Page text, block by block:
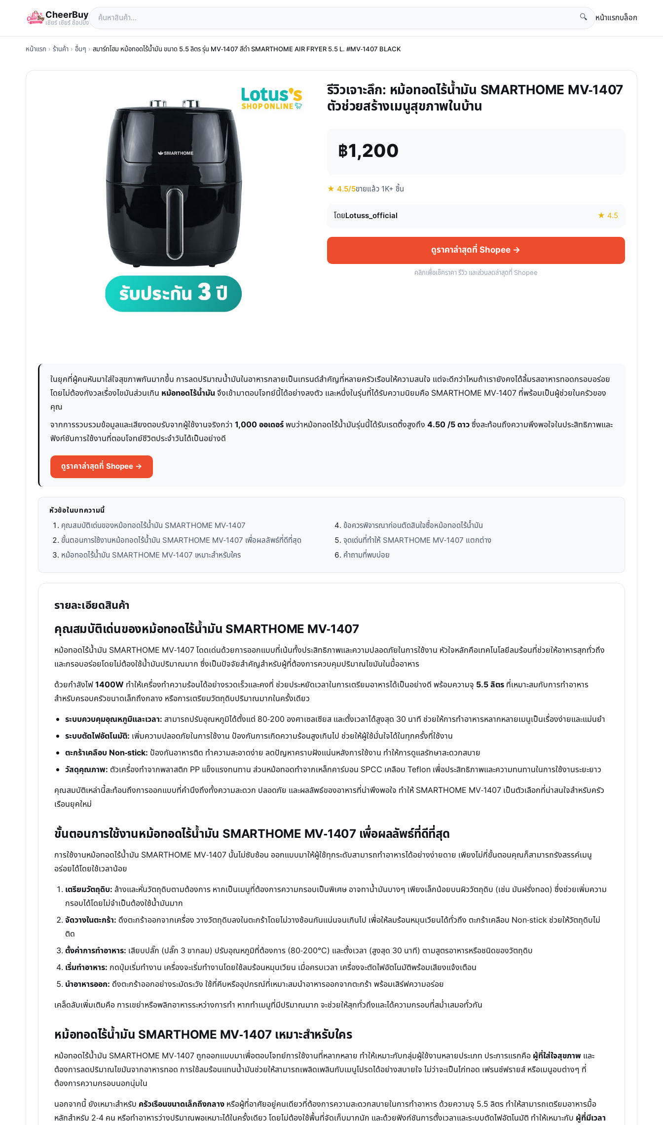
CheerBuy
เซียร์ เซียร์ ช้อปปิ้ง
🔍 หน้าแรกบล็อก
หน้าแรก › ร้านค้า › อื่นๆ › สมาร์ทโฮม หม้อทอดไร้น้ำมัน ขนาด 5.5 ลิตร รุ่น MV-1407 สีดำ SMARTHOME AIR FRYER 5.5 L. #MV-1407 BLACK
รีวิวเจาะลึก: หม้อทอดไร้น้ำมัน SMARTHOME MV-1407
ตัวช่วยสร้างเมนูสุขภาพในบ้าน
฿1,200
★ 4.5/5ขายแล้ว 1K+ ชิ้น
โดยLotuss_official ★ 4.5
ดูราคาล่าสุดที่ Shopee →
คลิกเพื่อเช็คราคา รีวิว และส่วนลดล่าสุดที่ Shopee
ในยุคที่ผู้คนหันมาใส่ใจสุขภาพกันมากขึ้น การลดปริมาณน้ำมันในอาหารกลายเป็นเทรนด์สำคัญที่หลายครัวเรือนให้ความสนใจ แต่จะดีกว่าไหมถ้าเรายังคงได้ลิ้มรสอาหารทอดกรอบอร่อย
โดยไม่ต้องกังวลเรื่องไขมันส่วนเกิน หม้อทอดไร้น้ำมัน จึงเข้ามาตอบโจทย์นี้ได้อย่างลงตัว และหนึ่งในรุ่นที่ได้รับความนิยมคือ SMARTHOME MV-1407 ที่พร้อมเป็นผู้ช่วยในครัวของ
คุณ
จากการรวบรวมข้อมูลและเสียงตอบรับจากผู้ใช้งานจริงกว่า 1,000 ออเดอร์พบว่าหม้อทอดไร้น้ำมันรุ่นนี้ได้รับเรตติ้งสูงถึง 4.50 /5 ดาวซึ่งสะท้อนถึงความพึงพอใจในประสิทธิภาพและ
ฟังก์ชันการใช้งานที่ตอบโจทย์ชีวิตประจำวันได้เป็นอย่างดี
ดูราคาล่าสุดที่ Shopee →
หัวข้อในบทความนี้
คุณสมบัติเด่นของหม้อทอดไร้น้ำมัน SMARTHOME MV-1407
ขั้นตอนการใช้งานหม้อทอดไร้น้ำมัน SMARTHOME MV-1407 เพื่อผลลัพธ์ที่ดีที่สุด
หม้อทอดไร้น้ำมัน SMARTHOME MV-1407 เหมาะสำหรับใคร
ข้อควรพิจารณาก่อนตัดสินใจซื้อหม้อทอดไร้น้ำมัน
จุดเด่นที่ทำให้ SMARTHOME MV-1407 แตกต่าง
คำถามที่พบบ่อย
รายละเอียดสินค้า
คุณสมบัติเด่นของหม้อทอดไร้น้ำมัน SMARTHOME MV-1407
หม้อทอดไร้น้ำมัน SMARTHOME MV-1407 โดดเด่นด้วยการออกแบบที่เน้นทั้งประสิทธิภาพและความปลอดภัยในการใช้งาน หัวใจหลักคือเทคโนโลยีลมร้อนที่ช่วยให้อาหารสุกทั่วถึง
และกรอบอร่อยโดยไม่ต้องใช้น้ำมันปริมาณมาก ซึ่งเป็นปัจจัยสำคัญสำหรับผู้ที่ต้องการควบคุมปริมาณไขมันในมื้ออาหาร
ด้วยกำลังไฟ1400W ทำให้เครื่องทำความร้อนได้อย่างรวดเร็วและคงที่ ช่วยประหยัดเวลาในการเตรียมอาหารได้เป็นอย่างดี พร้อมความจุ 5.5 ลิตร ที่เหมาะสมกับการทำอาหาร
สำหรับครอบครัวขนาดเล็กถึงกลาง หรือการเตรียมวัตถุดิบปริมาณมากในครั้งเดียว
ระบบควบคุมอุณหภูมิและเวลา: สามารถปรับอุณหภูมิได้ตั้งแต่ 80-200 องศาเซลเซียส และตั้งเวลาได้สูงสุด 30 นาที ช่วยให้การทำอาหารหลากหลายเมนูเป็นเรื่องง่ายและแม่นยำ
ระบบตัดไฟอัตโนมัติ: เพิ่มความปลอดภัยในการใช้งาน ป้องกันการเกิดความร้อนสูงเกินไป ช่วยให้ผู้ใช้มั่นใจได้ในทุกครั้งที่ใช้งาน
ตะกร้าเคลือบ Non-stick: ป้องกันอาหารติด ทำความสะอาดง่าย ลดปัญหาคราบฝังแน่นหลังการใช้งาน ทำให้การดูแลรักษาสะดวกสบาย
วัสดุคุณภาพ: ตัวเครื่องทำจากพลาสติก PP แข็งแรงทนทาน ส่วนหม้อทอดทำจากเหล็กคาร์บอน SPCC เคลือบ Teflon เพื่อประสิทธิภาพและความทนทานในการใช้งานระยะยาว
คุณสมบัติเหล่านี้สะท้อนถึงการออกแบบที่คำนึงถึงทั้งความสะดวก ปลอดภัย และผลลัพธ์ของอาหารที่น่าพึงพอใจ ทำให้ SMARTHOME MV-1407 เป็นตัวเลือกที่น่าสนใจสำหรับครัว
เรือนยุคใหม่
ขั้นตอนการใช้งานหม้อทอดไร้น้ำมัน SMARTHOME MV-1407 เพื่อผลลัพธ์ที่ดีที่สุด
การใช้งานหม้อทอดไร้น้ำมัน SMARTHOME MV-1407 นั้นไม่ซับซ้อน ออกแบบมาให้ผู้ใช้ทุกระดับสามารถทำอาหารได้อย่างง่ายดาย เพียงไม่กี่ขั้นตอนคุณก็สามารถรังสรรค์เมนู
อร่อยได้โดยใช้เวลาน้อย
เตรียมวัตถุดิบ: ล้างและหั่นวัตถุดิบตามต้องการ หากเป็นเมนูที่ต้องการความกรอบเป็นพิเศษ อาจทาน้ำมันบางๆ เพียงเล็กน้อยบนผิววัตถุดิบ (เช่น มันฝรั่งทอด) ซึ่งช่วยเพิ่มความ
กรอบได้โดยไม่จำเป็นต้องใช้น้ำมันมาก
จัดวางในตะกร้า: ดึงตะกร้าออกจากเครื่อง วางวัตถุดิบลงในตะกร้าโดยไม่วางซ้อนกันแน่นจนเกินไป เพื่อให้ลมร้อนหมุนเวียนได้ทั่วถึง ตะกร้าเคลือบ Non-stick ช่วยให้วัตถุดิบไม่
ติด
ตั้งค่าการทำอาหาร: เสียบปลั๊ก (ปลั๊ก 3 ขากลม) ปรับอุณหภูมิที่ต้องการ (80-200°C) และตั้งเวลา (สูงสุด 30 นาที) ตามสูตรอาหารหรือชนิดของวัตถุดิบ
เริ่มทำอาหาร: กดปุ่มเริ่มทำงาน เครื่องจะเริ่มทำงานโดยใช้ลมร้อนหมุนเวียน เมื่อครบเวลา เครื่องจะตัดไฟอัตโนมัติพร้อมเสียงแจ้งเตือน
นำอาหารออก: ดึงตะกร้าออกอย่างระมัดระวัง ใช้ที่คีบหรืออุปกรณ์ที่เหมาะสมนำอาหารออกจากตะกร้า พร้อมเสิร์ฟความอร่อย
เคล็ดลับเพิ่มเติมคือ การเขย่าหรือพลิกอาหารระหว่างการทำ หากทำเมนูที่มีปริมาณมาก จะช่วยให้สุกทั่วถึงและได้ความกรอบที่สม่ำเสมอทั่วกัน
หม้อทอดไร้น้ำมัน SMARTHOME MV-1407 เหมาะสำหรับใคร
หม้อทอดไร้น้ำมัน SMARTHOME MV-1407 ถูกออกแบบมาเพื่อตอบโจทย์การใช้งานที่หลากหลาย ทำให้เหมาะกับกลุ่มผู้ใช้งานหลายประเภท ประการแรกคือ ผู้ที่ใส่ใจสุขภาพ และ
ต้องการลดปริมาณไขมันจากอาหารทอด การใช้ลมร้อนแทนน้ำมันช่วยให้สามารถเพลิดเพลินกับเมนูโปรดได้อย่างสบายใจ ไม่ว่าจะเป็นไก่ทอด เฟรนช์ฟรายส์ หรือเมนูอบต่างๆ ที่
ต้องการความกรอบนอกนุ่มใน
นอกจากนี้ ยังเหมาะสำหรับ ครัวเรือนขนาดเล็กถึงกลาง หรือผู้ที่อาศัยอยู่คนเดียวที่ต้องการความสะดวกสบายในการทำอาหาร ด้วยความจุ 5.5 ลิตร ทำให้สามารถเตรียมอาหารมื้อ
หลักสำหรับ 2-4 คน หรือทำอาหารว่างปริมาณพอเหมาะได้ในครั้งเดียว โดยไม่ต้องใช้พื้นที่จัดเก็บมากนัก และด้วยฟังก์ชันการตั้งเวลาและระบบตัดไฟอัตโนมัติ ทำให้เหมาะกับ ผู้ที่มีเวลา